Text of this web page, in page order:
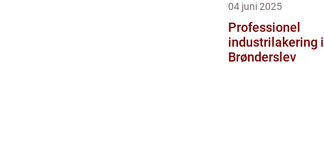
04 juni 2025
Professionel
industrilakering i
Brønderslev